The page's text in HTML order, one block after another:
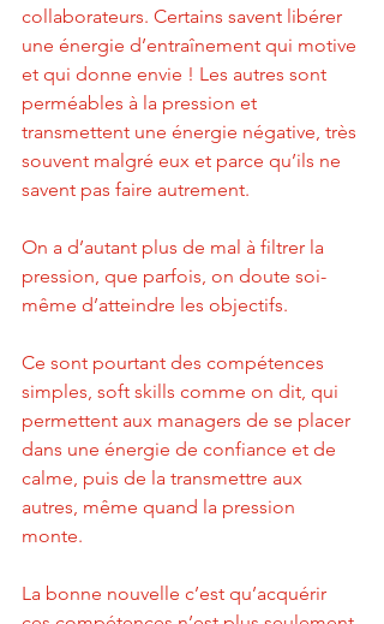
collaborateurs. Certains savent libérer
une énergie d’entraînement qui motive
et qui donne envie ! Les autres sont
perméables à la pression et
transmettent une énergie négative, très
souvent malgré eux et parce qu’ils ne
savent pas faire autrement.
On a d’autant plus de mal à filtrer la
pression, que parfois, on doute soi-
même d’atteindre les objectifs.
Ce sont pourtant des compétences
simples, soft skills comme on dit, qui
permettent aux managers de se placer
dans une énergie de confiance et de
calme, puis de la transmettre aux
autres, même quand la pression
monte.
La bonne nouvelle c’est qu’acquérir